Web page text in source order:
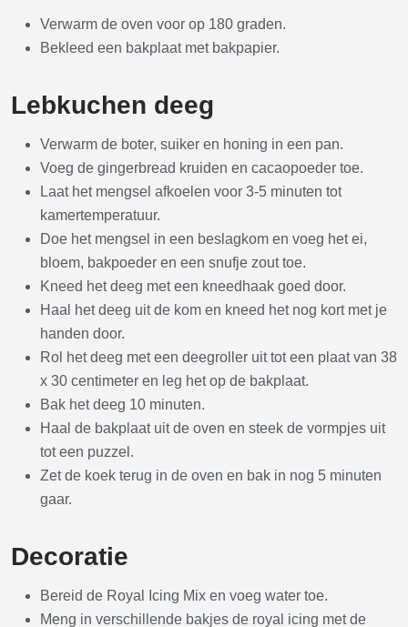
Verwarm de oven voor op 180 graden.
Bekleed een bakplaat met bakpapier.
Lebkuchen deeg
Verwarm de boter, suiker en honing in een pan.
Voeg de gingerbread kruiden en cacaopoeder toe.
Laat het mengsel afkoelen voor 3-5 minuten tot
kamertemperatuur.
Doe het mengsel in een beslagkom en voeg het ei,
bloem, bakpoeder en een snufje zout toe.
Kneed het deeg met een kneedhaak goed door.
Haal het deeg uit de kom en kneed het nog kort met je
handen door.
Rol het deeg met een deegroller uit tot een plaat van 38
x 30 centimeter en leg het op de bakplaat.
Bak het deeg 10 minuten.
Haal de bakplaat uit de oven en steek de vormpjes uit
tot een puzzel.
Zet de koek terug in de oven en bak in nog 5 minuten
gaar.
Decoratie
Bereid de Royal Icing Mix en voeg water toe.
Meng in verschillende bakjes de royal icing met de